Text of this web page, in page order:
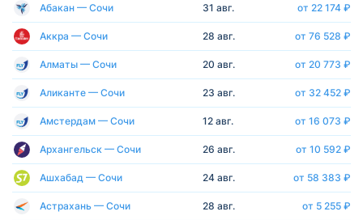
Абакан — Сочи 31 авг. от 22 174 ₽
Аккра — Сочи 28 авг. от 76 528 ₽
Алматы — Сочи 20 авг. от 20 773 ₽
Аликанте — Сочи 23 авг. от 32 452 ₽
Амстердам — Сочи 12 авг. от 16 073 ₽
Архангельск — Сочи 26 авг. от 10 592 ₽
Ашхабад — Сочи 24 авг. от 58 383 ₽
Астрахань — Сочи 28 авг. от 5 255 ₽